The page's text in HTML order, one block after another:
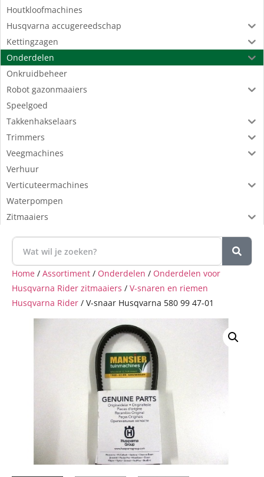
Houtkloofmachines
Husqvarna accugereedschap
Kettingzagen
Onderdelen
Onkruidbeheer
Robot gazonmaaiers
Speelgoed
Takkenhakselaars
Trimmers
Veegmachines
Verhuur
Verticuteermachines
Waterpompen
Zitmaaiers
Home / Assortiment / Onderdelen / Onderdelen voor
Husqvarna Rider zitmaaiers / V-snaren en riemen
Husqvarna Rider / V-snaar Husqvarna 580 99 47-01